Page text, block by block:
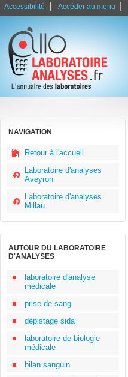
Accessibilité Accéder au menu
NAVIGATION
Retour à l'accueil
Laboratoire d'analyses
Aveyron
Laboratoire d'analyses
Millau
AUTOUR DU LABORATOIRE
D'ANALYSES
laboratoire d'analyse
médicale
prise de sang
dépistage sida
laboratoire de biologie
médicale
bilan sanguin